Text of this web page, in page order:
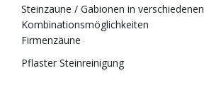
Steinzaune / Gabionen in verschiedenen
Kombinationsmöglichkeiten
Firmenzäune
Pflaster Steinreinigung